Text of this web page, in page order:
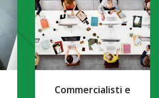
Commercialisti e